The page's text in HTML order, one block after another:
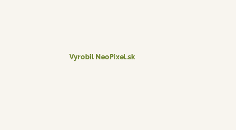
Vyrobil NeoPixel.sk